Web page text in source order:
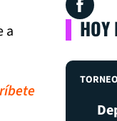
a
HOY